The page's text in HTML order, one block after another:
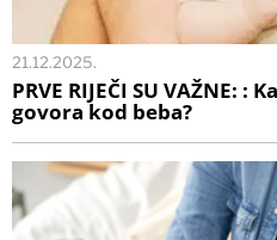
21.12.2025.
PRVE RIJEČI SU VAŽNE: :
govora kod beba?